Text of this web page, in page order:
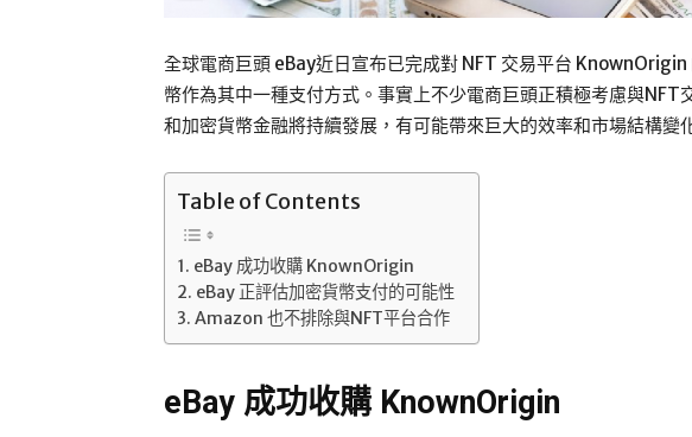
全球電商巨頭 eBay近日宣布已完成對 NFT 交易平台
幣作為其中一種支付方式。事實上不少電商巨頭正積極考慮與NFT
和加密貨幣金融將持續發展，有可能帶來巨大的效率和市場結構變
Table of Contents
eBay 成功收購 KnownOrigin
eBay 正評估加密貨幣支付的可能性
Amazon 也不排除與NFT平台合作
eBay 成功收購 KnownOrigin